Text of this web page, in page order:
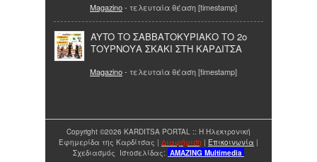
Magazino- τελευταία θέαση [timestamp]
AYTO ΤΟ ΣΑΒΒΑΤΟΚΥΡΙΑΚΟ ΤΟ 2ο
ΤΟΥΡΝΟΥΑ ΣΚΑΚΙ ΣΤΗ ΚΑΡΔΙΤΣΑ
Magazino- τελευταία θέαση [timestamp]
Copyright ©2026 KARDITSA PORTAL :: Η Ηλεκτρονική
Εφημερίδα της Καρδίτσας | Διαφήμιση | Επικοινωνία |
Σχεδιασμός Ιστοσελίδας: AMAZING Multimedia